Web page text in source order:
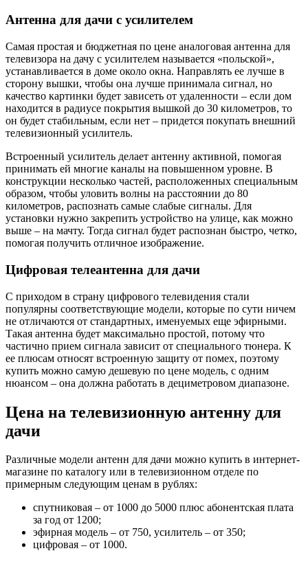
Антенна для дачи с усилителем
Самая простая и бюджетная по цене аналоговая антенна для
телевизора на дачу с усилителем называется «польской»,
устанавливается в доме около окна. Направлять ее лучше в
сторону вышки, чтобы она лучше принимала сигнал, но
качество картинки будет зависеть от удаленности – если дом
находится в радиусе покрытия вышкой до 30 километров, то
он будет стабильным, если нет – придется покупать внешний
телевизионный усилитель.
Встроенный усилитель делает антенну активной, помогая
принимать ей многие каналы на повышенном уровне. В
конструкции несколько частей, расположенных специальным
образом, чтобы уловить волны на расстоянии до 80
километров, распознать самые слабые сигналы. Для
установки нужно закрепить устройство на улице, как можно
выше – на мачту. Тогда сигнал будет распознан быстро, четко,
помогая получить отличное изображение.
Цифровая телеантенна для дачи
С приходом в страну цифрового телевидения стали
популярны соответствующие модели, которые по сути ничем
не отличаются от стандартных, именуемых еще эфирными.
Такая антенна будет максимально простой, потому что
частично прием сигнала зависит от специального тюнера. К
ее плюсам относят встроенную защиту от помех, поэтому
купить можно самую дешевую по цене модель, с одним
нюансом – она должна работать в дециметровом диапазоне.
Цена на телевизионную антенну для
дачи
Различные модели антенн для дачи можно купить в интернет-
магазине по каталогу или в телевизионном отделе по
примерным следующим ценам в рублях:
спутниковая – от 1000 до 5000 плюс абонентская плата
за год от 1200;
эфирная модель – от 750, усилитель – от 350;
цифровая – от 1000.